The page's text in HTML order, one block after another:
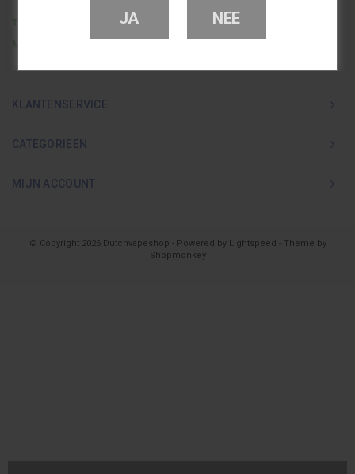
JA NEE
Telefoon
0251 839 447
KLANTENSERVICE
CATEGORIEËN
MIJN ACCOUNT
© Copyright 2026 Dutchvapeshop - Powered by Lightspeed - Theme by
Shopmonkey